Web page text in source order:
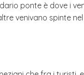
ponte è dove i
venivano spinte